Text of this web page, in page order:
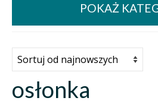
Kontakt
Deutsch
POKAŻ
osłonka